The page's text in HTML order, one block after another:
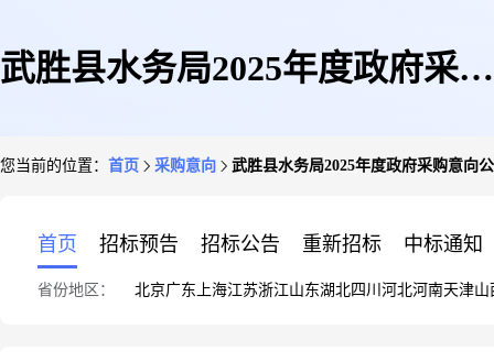
武胜县水务局2025年度政府采购
您当前的位置： 首页 采购意向 武胜县水务局2025年度政府采购意向
首页 招标预告 招标公告 重新招标 中标通知
省份地区： 北京广东 上海江苏浙江山东湖北四川 河北河南天津山